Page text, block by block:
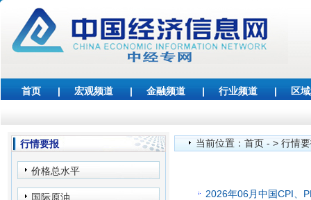
首页 | 宏观频道 | 金融频道 | 行业频道 | 区
行情要报
价格总水平
国际原油
当前位置： 首页 - > 行情
2026年06月中国CPI、